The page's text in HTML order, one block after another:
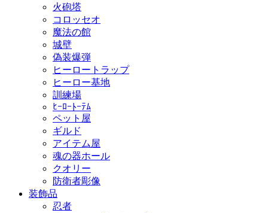
火砲塔
コロッセオ
魔法の館
城壁
偽装爆弾
ヒーロートラップ
ヒーロー基地
訓練場
ﾋｰﾛｰﾄｰﾃﾑ
ペット屋
ギルド
アイテム屋
魂の器ホール
クオリー
防衛者彫像
装飾品
忍者